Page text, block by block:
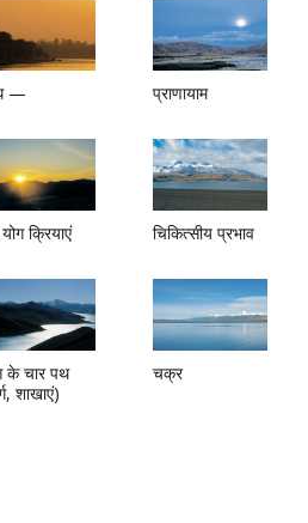
— प्राणायाम
क्रियाएं चिकित्सीय प्रभाव
के चार पथ
शाखाएं)
चक्र